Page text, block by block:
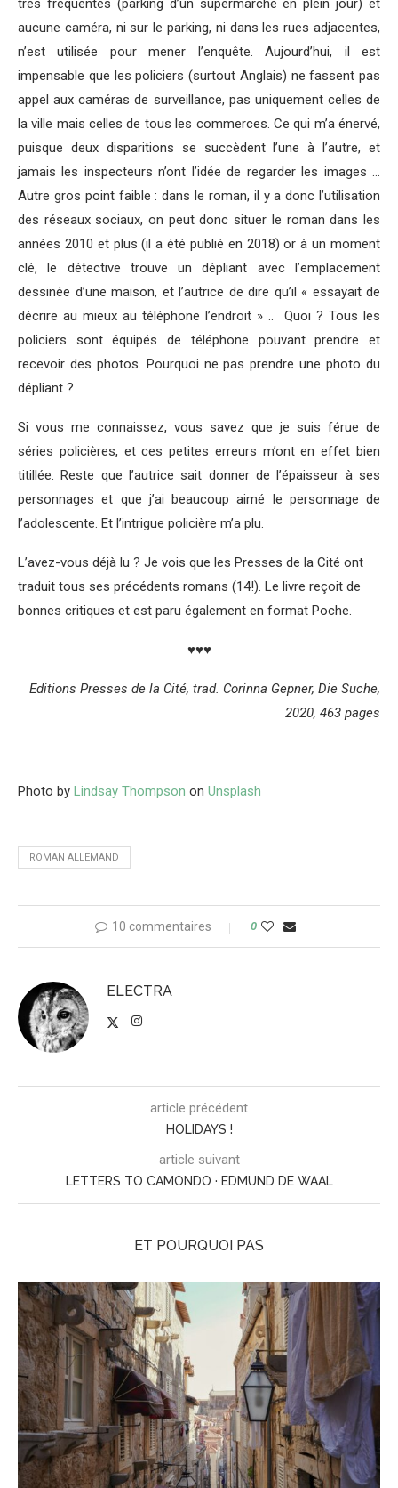
très fréquentés (parking d’un supermarché en plein jour) et
aucune caméra, ni sur le parking, ni dans les rues adjacentes,
n’est utilisée pour mener l’enquête. Aujourd’hui, il est
impensable que les policiers (surtout Anglais) ne fassent pas
appel aux caméras de surveillance, pas uniquement celles de
la ville mais celles de tous les commerces. Ce qui m’a énervé,
puisque deux disparitions se succèdent l’une à l’autre, et
jamais les inspecteurs n’ont l’idée de regarder les images …
Autre gros point faible : dans le roman, il y a donc l’utilisation
des réseaux sociaux, on peut donc situer le roman dans les
années 2010 et plus (il a été publié en 2018) or à un moment
clé, le détective trouve un dépliant avec l’emplacement
dessinée d’une maison, et l’autrice de dire qu’il « essayait de
décrire au mieux au téléphone l’endroit » .. Quoi ? Tous les
policiers sont équipés de téléphone pouvant prendre et
recevoir des photos. Pourquoi ne pas prendre une photo du
dépliant ?
Si vous me connaissez, vous savez que je suis férue de
séries policières, et ces petites erreurs m’ont en effet bien
titillée. Reste que l’autrice sait donner de l’épaisseur à ses
personnages et que j’ai beaucoup aimé le personnage de
l’adolescente. Et l’intrigue policière m’a plu.
L’avez-vous déjà lu ? Je vois que les Presses de la Cité ont
traduit tous ses précédents romans (14!). Le livre reçoit de
bonnes critiques et est paru également en format Poche.
♥♥♥
Editions Presses de la Cité, trad. Corinna Gepner, Die Suche,
2020, 463 pages
Photo by Lindsay Thompson on Unsplash
ROMAN ALLEMAND
10 commentaires 0
ELECTRA
article précédent
HOLIDAYS !
article suivant
LETTERS TO CAMONDO · EDMUND DE WAAL
ET POURQUOI PAS